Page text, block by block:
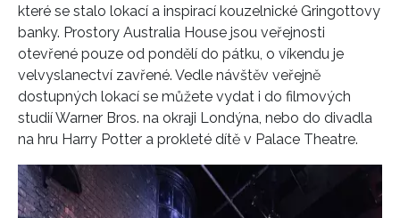
INFORMACE
REDAKCE
které se stalo lokací a inspirací kouzelnické Gringottovy
banky. Prostory Australia House jsou veřejnosti
otevřené pouze od pondělí do pátku, o víkendu je
velvyslanectví zavřené. Vedle návštěv veřejně
dostupných lokací se můžete vydat i do filmových
studií Warner Bros. na okraji Londýna, nebo do divadla
na hru Harry Potter a prokleté dítě v Palace Theatre.